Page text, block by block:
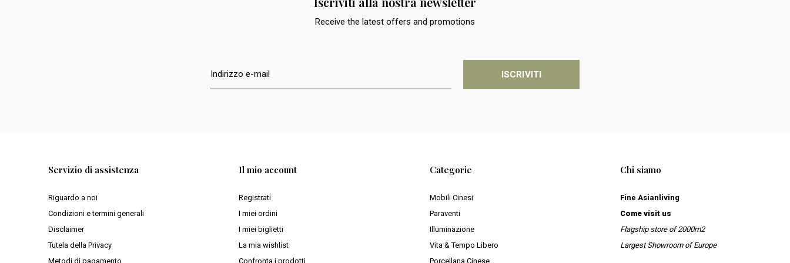
Receive the latest offers and promotions
ISCRIVITI
Servizio di assistenza
Riguardo a noi
Condizioni e termini generali
Disclaimer
Tutela della Privacy
Metodi di pagamento
Il mio account
Registrati
I miei ordini
I miei biglietti
La mia wishlist
Confronta i prodotti
Categorie
Mobili Cinesi
Paraventi
Illuminazione
Vita & Tempo Libero
Porcellana Cinese
Chi siamo
Fine Asianliving
Come visit us
Flagship store of 2000m2
Largest Showroom of Europe